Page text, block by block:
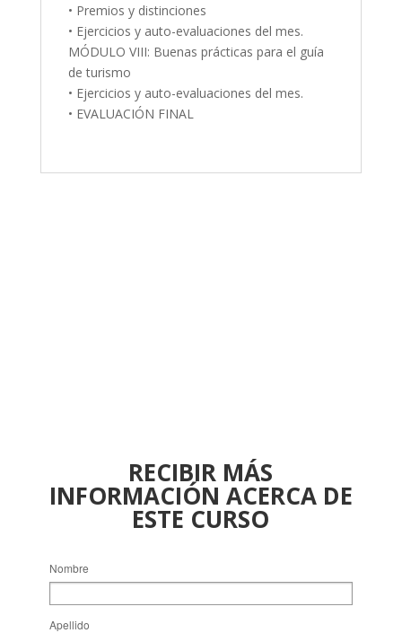
• Premios y distinciones
• Ejercicios y auto-evaluaciones del mes.
MÓDULO VIII: Buenas prácticas para el guía
de turismo
• Ejercicios y auto-evaluaciones del mes.
• EVALUACIÓN FINAL
RECIBIR MÁS
INFORMACIÓN ACERCA DE
ESTE CURSO
Nombre
Apellido